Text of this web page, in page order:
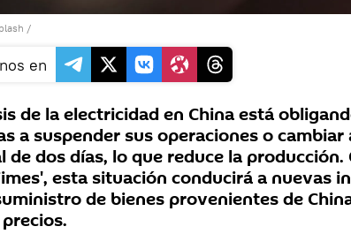
/
en
de la electricidad en China está
a suspender sus operaciones o cambiar
de dos días, lo que reduce la producción.
esta situación conducirá a nuevas
de bienes provenientes de